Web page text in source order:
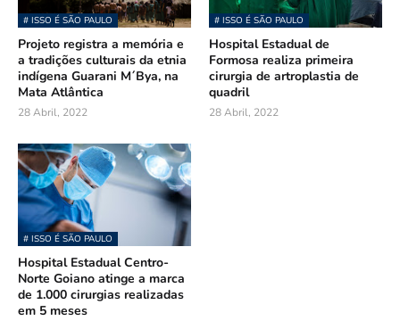
# ISSO É SÃO PAULO
Projeto registra a memória e
a tradições culturais da etnia
indígena Guarani M´Bya, na
Mata Atlântica
28 Abril, 2022
# ISSO É SÃO PAULO
Hospital Estadual de
Formosa realiza primeira
cirurgia de artroplastia de
quadril
28 Abril, 2022
# ISSO É SÃO PAULO
Hospital Estadual Centro-
Norte Goiano atinge a marca
de 1.000 cirurgias realizadas
em 5 meses